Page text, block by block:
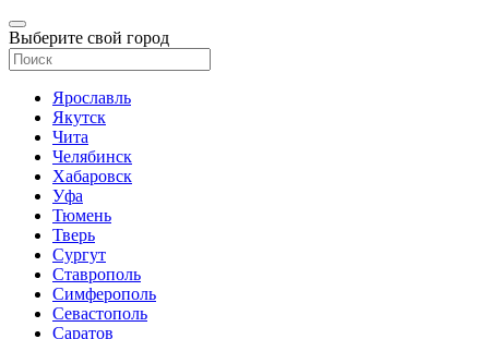
Выберите свой город
Ярославль
Якутск
Чита
Челябинск
Хабаровск
Уфа
Тюмень
Тверь
Сургут
Ставрополь
Симферополь
Севастополь
Саратов